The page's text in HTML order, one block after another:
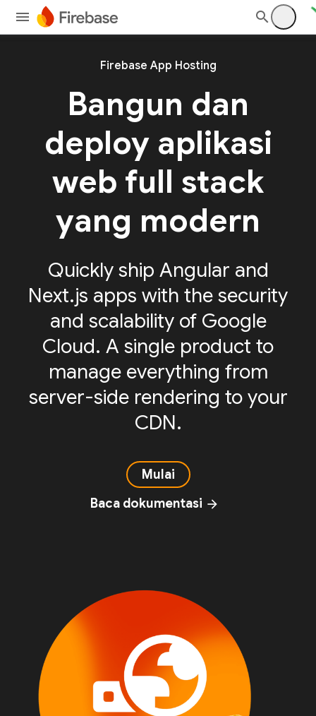
Firebase App Hosting
Bangun dan
deploy aplikasi
web full stack
yang modern
Quickly ship Angular and
Next.js apps with the security
and scalability of Google
Cloud. A single product to
manage everything from
server-side rendering to your
CDN.
Mulai
Baca dokumentasi arrow_forward